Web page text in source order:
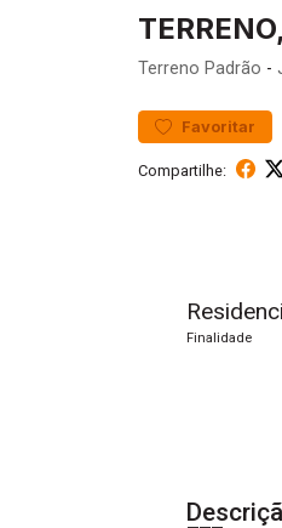
Terreno Padrão -
Favoritar
Compartilhe:
Finalidade